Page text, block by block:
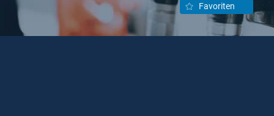
Favoriten